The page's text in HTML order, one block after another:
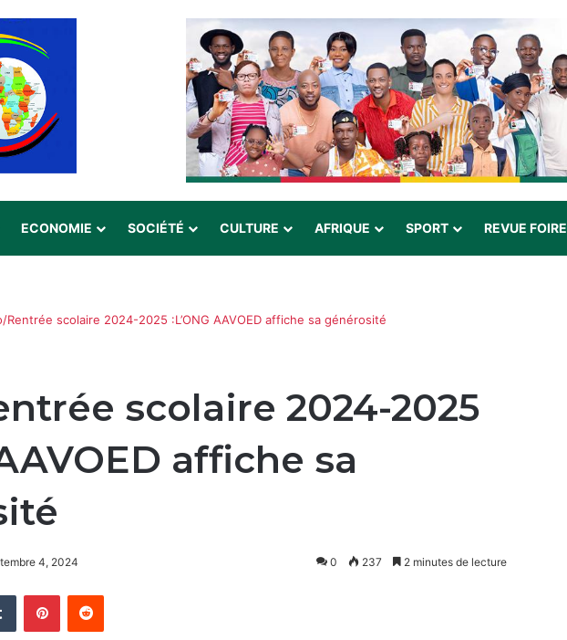
ECONOMIE SOCIÉTÉ CULTURE AFRIQUE SPORT REVUE FOIRE
Rentrée scolaire 2024-2025 :L’ONG AAVOED affiche sa générosité
scolaire 2024-2025
affiche sa
4, 2024 0 237 2 minutes de lecture
Tumblr PinterestReddit